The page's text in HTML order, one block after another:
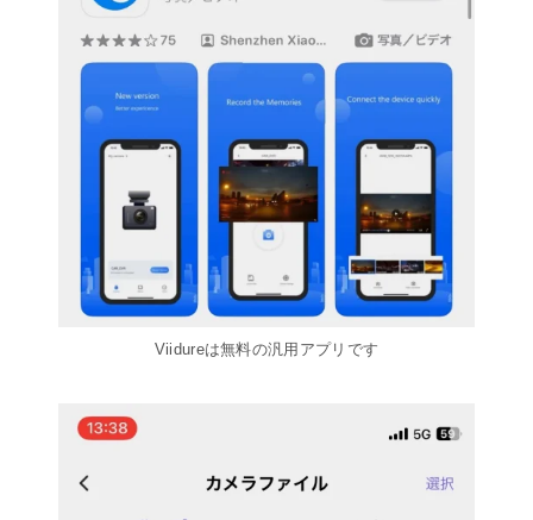
Viidureは無料の汎用アプリです